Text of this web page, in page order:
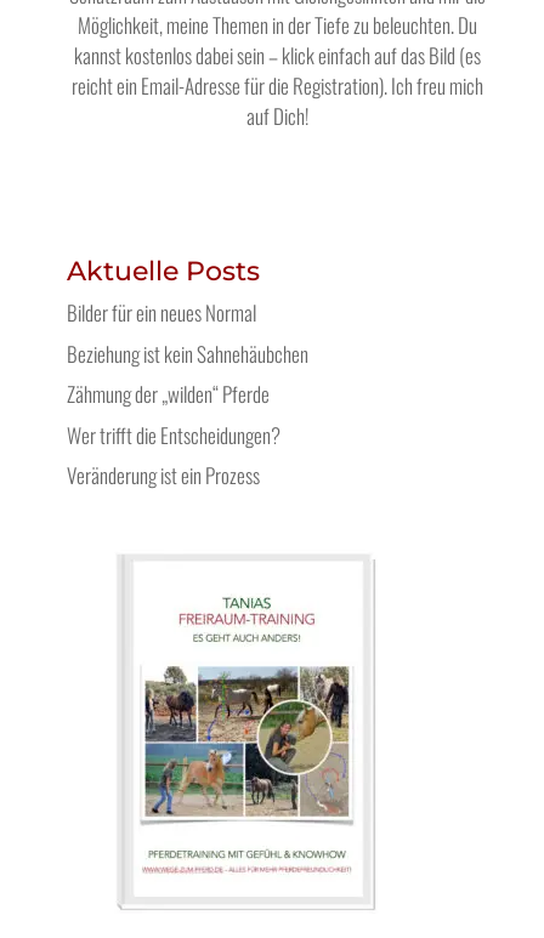
Möglichkeit, meine Themen in der Tiefe zu beleuchten. Du
kannst kostenlos dabei sein – klick einfach auf das Bild (es
reicht ein Email-Adresse für die Registration). Ich freu mich
auf Dich!
Aktuelle Posts
Bilder für ein neues Normal
Beziehung ist kein Sahnehäubchen
Zähmung der „wilden“ Pferde
Wer trifft die Entscheidungen?
Veränderung ist ein Prozess